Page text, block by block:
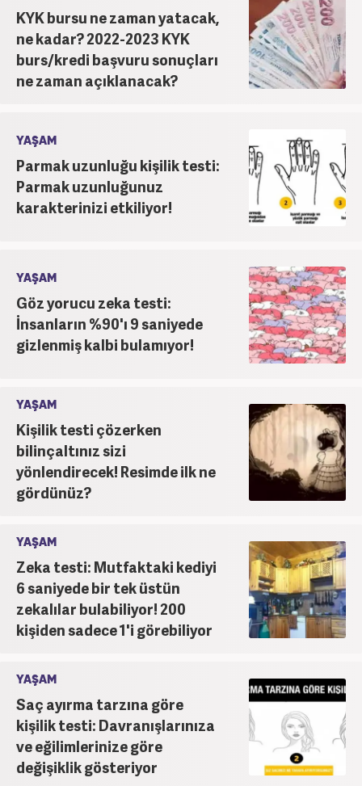
KYK bursu ne zaman yatacak,
ne kadar? 2022-2023 KYK
burs/kredi başvuru sonuçları
ne zaman açıklanacak?
YAŞAM
Parmak uzunluğu kişilik testi:
Parmak uzunluğunuz
karakterinizi etkiliyor!
YAŞAM
Göz yorucu zeka testi:
İnsanların %90'ı 9 saniyede
gizlenmiş kalbi bulamıyor!
YAŞAM
Kişilik testi çözerken
bilinçaltınız sizi
yönlendirecek! Resimde ilk ne
gördünüz?
YAŞAM
Zeka testi: Mutfaktaki kediyi
6 saniyede bir tek üstün
zekalılar bulabiliyor! 200
kişiden sadece 1'i görebiliyor
YAŞAM
Saç ayırma tarzına göre
kişilik testi: Davranışlarınıza
ve eğilimlerinize göre
değişiklik gösteriyor